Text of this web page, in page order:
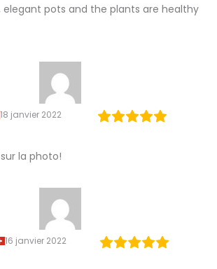
elegant pots and the plants are healthy
18 janvier 2022
la photo!
16 janvier 2022